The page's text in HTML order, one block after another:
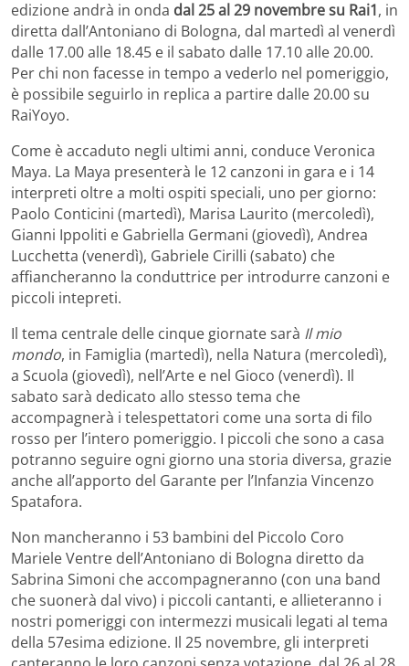
edizione andrà in onda dal 25 al 29 novembre su Rai1, in
diretta dall’Antoniano di Bologna, dal martedì al venerdì
dalle 17.00 alle 18.45 e il sabato dalle 17.10 alle 20.00.
Per chi non facesse in tempo a vederlo nel pomeriggio,
è possibile seguirlo in replica a partire dalle 20.00 su
RaiYoyo.
Come è accaduto negli ultimi anni, conduce Veronica
Maya. La Maya presenterà le 12 canzoni in gara e i 14
interpreti oltre a molti ospiti speciali, uno per giorno:
Paolo Conticini (martedì), Marisa Laurito (mercoledì),
Gianni Ippoliti e Gabriella Germani (giovedì), Andrea
Lucchetta (venerdì), Gabriele Cirilli (sabato) che
affiancheranno la conduttrice per introdurre canzoni e
piccoli intepreti.
Il tema centrale delle cinque giornate sarà Il mio
mondo, in Famiglia (martedì), nella Natura (mercoledì),
a Scuola (giovedì), nell’Arte e nel Gioco (venerdì). Il
sabato sarà dedicato allo stesso tema che
accompagnerà i telespettatori come una sorta di filo
rosso per l’intero pomeriggio. I piccoli che sono a casa
potranno seguire ogni giorno una storia diversa, grazie
anche all’apporto del Garante per l’Infanzia Vincenzo
Spatafora.
Non mancheranno i 53 bambini del Piccolo Coro
Mariele Ventre dell’Antoniano di Bologna diretto da
Sabrina Simoni che accompagneranno (con una band
che suonerà dal vivo) i piccoli cantanti, e allieteranno i
nostri pomeriggi con intermezzi musicali legati al tema
della 57esima edizione. Il 25 novembre, gli interpreti